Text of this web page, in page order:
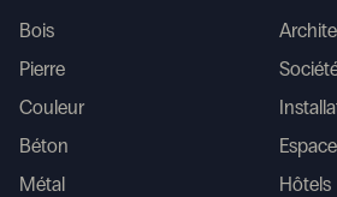
Bois
Pierre
Couleur
Béton
Métal
Hôtels